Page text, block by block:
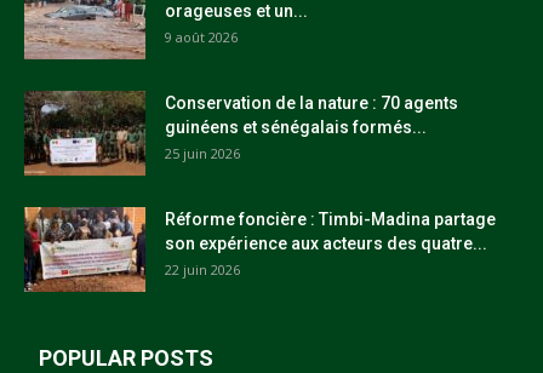
orageuses et un...
9 août 2026
Conservation de la nature : 70 agents
guinéens et sénégalais formés...
25 juin 2026
Réforme foncière : Timbi-Madina partage
son expérience aux acteurs des quatre...
22 juin 2026
POPULAR POSTS